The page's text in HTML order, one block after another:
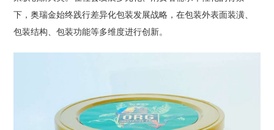
下，奥瑞金始终践行差异化包装发展战略，在包装外表面装潢、
包装结构、包装功能等多维度进行创新。